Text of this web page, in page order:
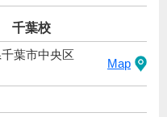
千葉校
葉市中央区
Map